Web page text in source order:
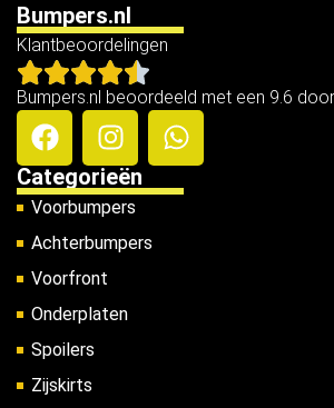
Bumpers.nl
Klantbeoordelingen
Bumpers.nl beoordeeld met een 9.6
Categorieën
Voorbumpers
Achterbumpers
Voorfront
Onderplaten
Spoilers
Zijskirts